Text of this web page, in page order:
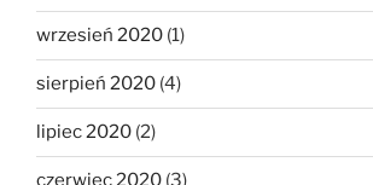
wrzesień 2020 (1)
sierpień 2020 (4)
lipiec 2020 (2)
czerwiec 2020 (3)